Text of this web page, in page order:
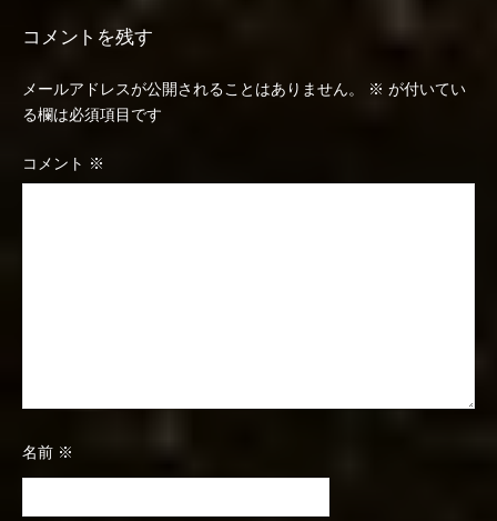
コメントを残す
メールアドレスが公開されることはありません。 ※ が付いてい
る欄は必須項目です
コメント ※
名前 ※